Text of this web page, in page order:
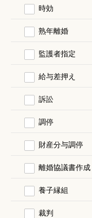
時効
熟年離婚
監護者指定
給与差押え
訴訟
調停
財産分与調停
離婚協議書作成
養子縁組
裁判